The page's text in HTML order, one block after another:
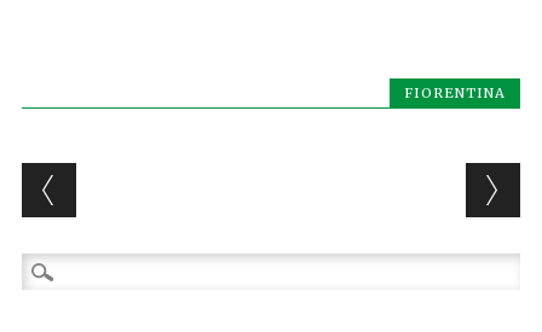
FIORENTINA
Post navigation
Ricerca
per: